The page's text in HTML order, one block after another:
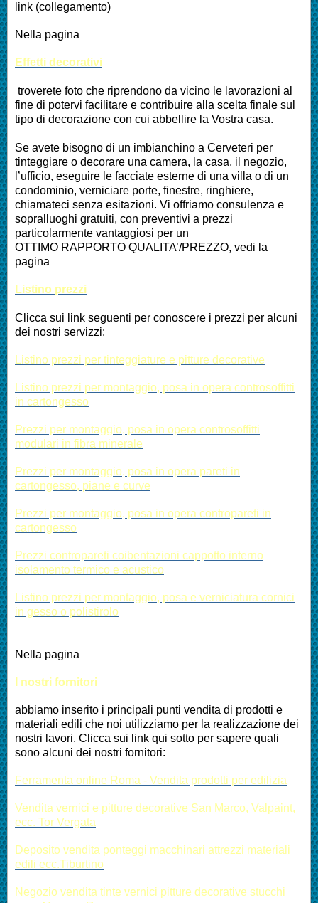
link (collegamento)
Nella pagina
Effetti decorativi
troverete foto che riprendono da vicino le lavorazioni al
fine di potervi facilitare e contribuire alla scelta finale sul
tipo di decorazione con cui abbellire la Vostra casa.
Se avete bisogno di un imbianchino a Cerveteri per
tinteggiare o decorare una camera, la casa, il negozio,
l’ufficio, eseguire le facciate esterne di una villa o di un
condominio, verniciare porte, finestre, ringhiere,
chiamateci senza esitazioni. Vi offriamo consulenza e
sopralluoghi gratuiti, con preventivi a prezzi
particolarmente vantaggiosi per un
OTTIMO RAPPORTO QUALITA’/PREZZO, vedi la
pagina
Listino prezzi
Clicca sui link seguenti per conoscere i prezzi per alcuni
dei nostri servizzi:
Listino prezzi per tinteggiature e pitture decorative
Listino prezzi per montaggio, posa in opera controsoffitti
in cartongesso
Prezzi per montaggio, posa in opera controsoffitti
modulari in fibra minerale
Prezzi per montaggio, posa in opera pareti in
cartongesso, piane e curve
Prezzi per montaggio, posa in opera contropareti in
cartongesso
Prezzi contropareti coibentazioni cappotto interno
isolamento termico e acustico
Listino prezzi per montaggio, posa e verniciatura cornici
in gesso o polistirolo
Nella pagina
I nostri fornitori
abbiamo inserito i principali punti vendita di prodotti e
materiali edili che noi utilizziamo per la realizzazione dei
nostri lavori. Clicca sui link qui sotto per sapere quali
sono alcuni dei nostri fornitori:
Ferramenta online Roma - Vendita prodotti per edilizia
Vendita vernici e pitture decorative San Marco, Valpaint,
ecc. Tor Vergata
Deposito vendita ponteggi macchinari attrezzi materiali
edili ecc.Tiburtino
Negozio vendita tinte vernici pitture decorative stucchi